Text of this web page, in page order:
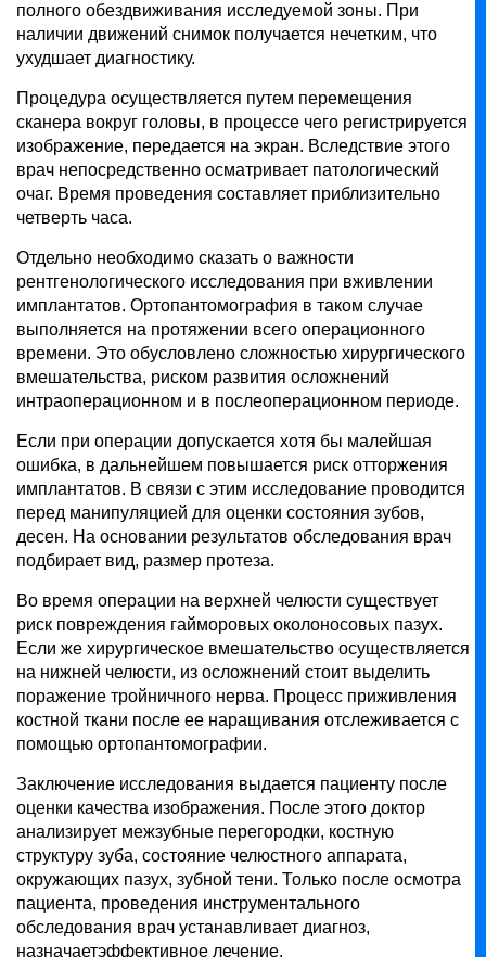
полного обездвиживания исследуемой зоны. При
наличии движений снимок получается нечетким, что
ухудшает диагностику.
Процедура осуществляется путем перемещения
сканера вокруг головы, в процессе чего регистрируется
изображение, передается на экран. Вследствие этого
врач непосредственно осматривает патологический
очаг. Время проведения составляет приблизительно
четверть часа.
Отдельно необходимо сказать о важности
рентгенологического исследования при вживлении
имплантатов. Ортопантомография в таком случае
выполняется на протяжении всего операционного
времени. Это обусловлено сложностью хирургического
вмешательства, риском развития осложнений
интраоперационном и в послеоперационном периоде.
Если при операции допускается хотя бы малейшая
ошибка, в дальнейшем повышается риск отторжения
имплантатов. В связи с этим исследование проводится
перед манипуляцией для оценки состояния зубов,
десен. На основании результатов обследования врач
подбирает вид, размер протеза.
Во время операции на верхней челюсти существует
риск повреждения гайморовых околоносовых пазух.
Если же хирургическое вмешательство осуществляется
на нижней челюсти, из осложнений стоит выделить
поражение тройничного нерва. Процесс приживления
костной ткани после ее наращивания отслеживается с
помощью ортопантомографии.
Заключение исследования выдается пациенту после
оценки качества изображения. После этого доктор
анализирует межзубные перегородки, костную
структуру зуба, состояние челюстного аппарата,
окружающих пазух, зубной тени. Только после осмотра
пациента, проведения инструментального
обследования врач устанавливает диагноз,
назначаетэффективное лечение.